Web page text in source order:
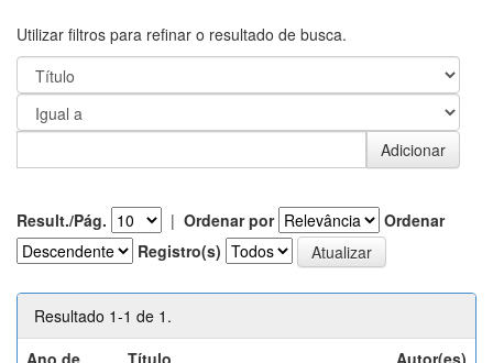
Utilizar filtros para refinar o resultado de busca.
Result./Pág. | Ordenar por
Ordenar
Registro(s)
Resultado 1-1 de 1.
Ano de
Título Autor(es)